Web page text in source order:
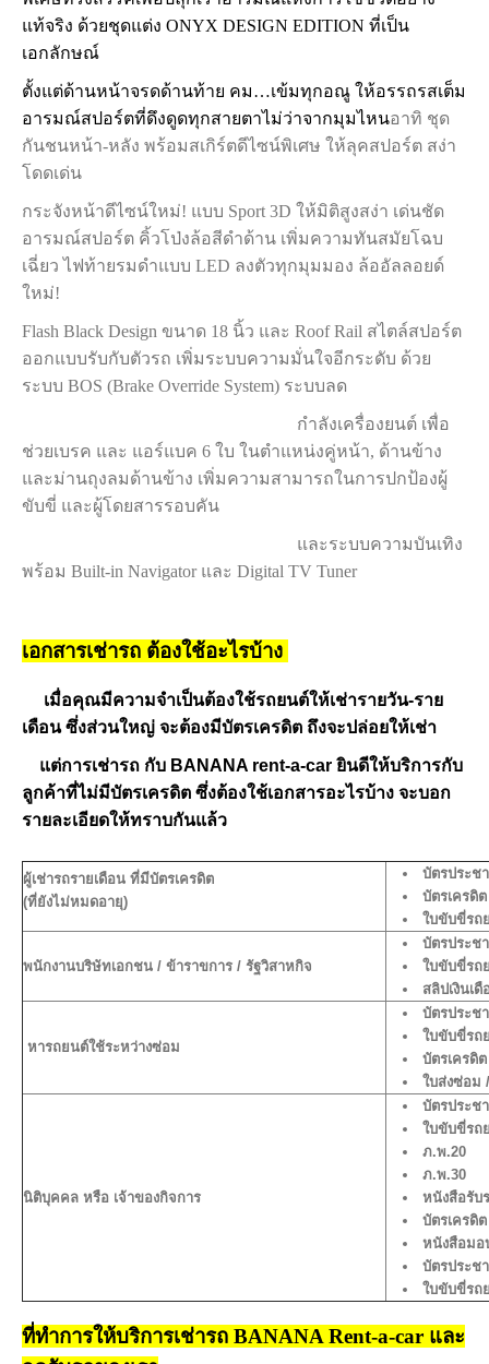
แท้จริง ด้วยชุดแต่ง ONYX DESIGN EDITION ที่เป็น
เอกลักษณ์
ตั้งแต่ด้านหน้าจรดด้านท้าย คม…เข้มทุกอณู ให้อรรถรสเต็ม
อารมณ์สปอร์ตที่ดึงดูดทุกสายตาไม่ว่าจากมุมไหนอาทิ ชุด
กันชนหน้า-หลัง พร้อมสเกิร์ตดีไซน์พิเศษ ให้ลุคสปอร์ต สง่า
โดดเด่น
กระจังหน้าดีไซน์ใหม่! แบบ Sport 3D ให้มิติสูงสง่า เด่นชัด
อารมณ์สปอร์ต คิ้วโป่งล้อสีดำด้าน เพิ่มความทันสมัยโฉบ
เฉี่ยว ไฟท้ายรมดำแบบ LED ลงตัวทุกมุมมอง ล้ออัลลอยด์
ใหม่!
Flash Black Design ขนาด 18 นิ้ว และ Roof Rail สไตล์สปอร์ต
ออกแบบรับกับตัวรถ เพิ่มระบบความมั่นใจอีกระดับ ด้วย
ระบบ BOS (Brake Override System) ระบบลด
กำลังเครื่องยนต์ เพื่อ
ช่วยเบรค และ แอร์แบค 6 ใบ ในตำแหน่งคู่หน้า, ด้านข้าง
และม่านถุงลมด้านข้าง เพิ่มความสามารถในการปกป้องผู้
ขับขี่ และผู้โดยสารรอบคัน
และระบบความบันเทิง
พร้อม Built-in Navigator และ Digital TV Tuner
เอกสารเช่ารถ ต้องใช้อะไรบ้าง
เมื่อคุณมีความจำเป็นต้องใช้รถยนต์ให้เช่ารายวัน-ราย
เดือน ซึ่งส่วนใหญ่ จะต้องมีบัตรเครดิต ถึงจะปล่อยให้เช่า
แต่การเช่ารถ กับ BANANA rent-a-car ยินดีให้บริการกับ
ลูกค้าที่ไม่มีบัตรเครดิต ซึ่งต้องใช้เอกสารอะไรบ้าง จะบอก
รายละเอียดให้ทราบกันแล้ว
ผู้เช่ารถรายเดือน ที่มีบัตรเครดิต
(ที่ยังไม่หมดอายุ)
บัตรประช
บัตรเครดิต
ใบขับขี่รถ
พนักงานบริษัทเอกชน / ข้าราขการ / รัฐวิสาหกิจ
บัตรประช
ใบขับขี่รถ
สลิปเงินเ
หารถยนต์ใช้ระหว่างซ่อม
บัตรประช
ใบขับขี่ร
บัตรเครดิต
ใบส่งซ่อม
นิติบุคคล หรือ เจ้าของกิจการ
บัตรประช
ใบขับขี่ร
ภ.พ.20
ภ.พ.30
หนังสือรับ
บัตรเครดิต
หนังสือม
บัตรประช
ใบขับขี่รถ
ที่ทำการให้บริการเช่ารถ BANANA Rent-a-car และ